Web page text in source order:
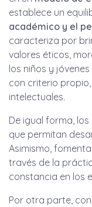
establece un
académico y el
caracteriza por
valores éticos,
los niños y
con criterio
intelectuales.
De igual forma,
que permitan
Asimismo,
través de la
constancia en los
Por otra parte,